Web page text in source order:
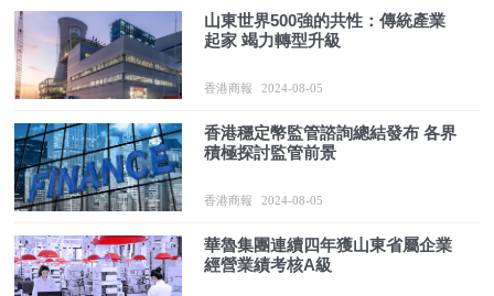
山東世界500強的共性：傳統產業
起家 竭力轉型升級
香港商報 2024-08-05
香港穩定幣監管諮詢總結發布 各界
積極探討監管前景
香港商報 2024-08-05
華魯集團連續四年獲山東省屬企業
經營業績考核A級